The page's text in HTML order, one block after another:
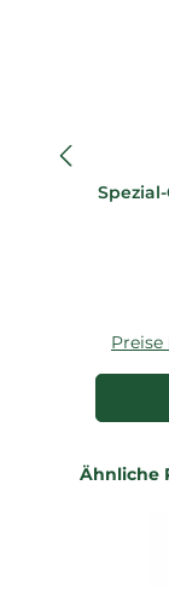
Preise
Ähnliche